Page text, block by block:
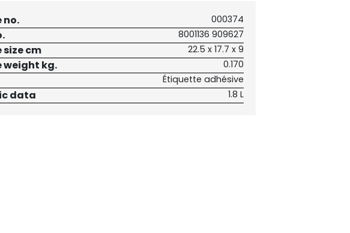
no.
000374
8001136 909627
cm 22.5 x 17.7 x 9
weight kg. 0.170
Étiquette adhésive
data 1.8 L